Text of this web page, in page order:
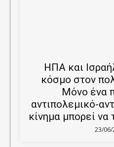
ΗΠΑ και
κόσμο στον
Μόνο ένα
αντιπολεμικό-
κίνημα μπορεί να
23/06/